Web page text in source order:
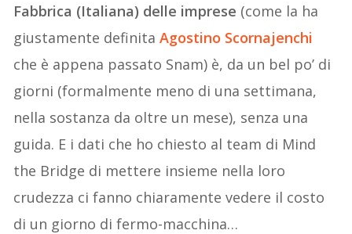
Fabbrica (Italiana) delle imprese (come la ha
giustamente definitaAgostino Scornajenchi
che è appena passato Snam) è, da un bel po’ di
giorni (formalmente meno di una settimana,
nella sostanza da oltre un mese), senza una
guida. E i dati che ho chiesto al team di Mind
the Bridge di mettere insieme nella loro
crudezza ci fanno chiaramente vedere il costo
di un giorno di fermo-macchina…